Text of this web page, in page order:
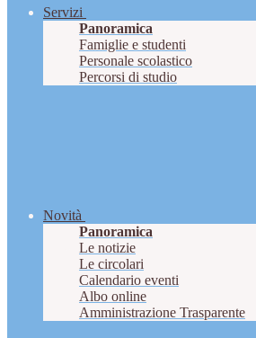
Servizi
Panoramica
Famiglie e studenti
Personale scolastico
Percorsi di studio
Novità
Panoramica
Le notizie
Le circolari
Calendario eventi
Albo online
Amministrazione Trasparente